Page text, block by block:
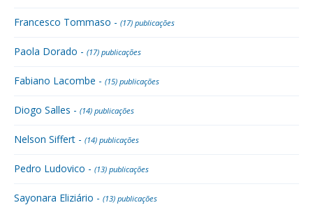
Francesco Tommaso - (17) publicações
Paola Dorado - (17) publicações
Fabiano Lacombe - (15) publicações
Diogo Salles - (14) publicações
Nelson Siffert - (14) publicações
Pedro Ludovico - (13) publicações
Sayonara Eliziário - (13) publicações